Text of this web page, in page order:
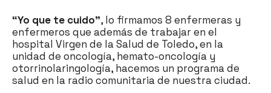
“Yo que te cuido”, lo firmamos 8 enfermeras y
enfermeros que además de trabajar en el
hospital Virgen de la Salud de Toledo, en la
unidad de oncología, hemato-oncología y
otorrinolaringología, hacemos un programa de
salud en la radio comunitaria de nuestra ciudad.